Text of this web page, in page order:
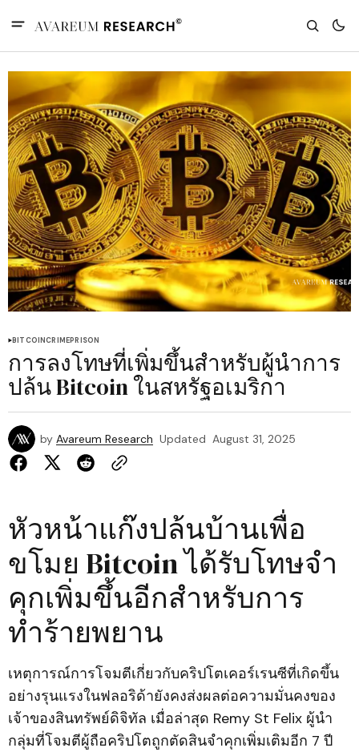
BITCOINCRIMEPRISON
การลงโทษที่เพิ่มขึ้นสำหรับผู้นำการ
ปล้น Bitcoin ในสหรัฐอเมริกา
by Avareum Research Updated August 31, 2025
หัวหน้าแก๊งปล้นบ้านเพื่อ
ขโมย Bitcoin ได้รับโทษจำ
คุกเพิ่มขึ้นอีกสำหรับการ
ทำร้ายพยาน
เหตุการณ์การโจมตีเกี่ยวกับคริปโตเคอร์เรนซีที่เกิดขึ้น
อย่างรุนแรงในฟลอริด้ายังคงส่งผลต่อความมั่นคงของ
เจ้าของสินทรัพย์ดิจิทัล เมื่อล่าสุด Remy St Felix ผู้นำ
กลุ่มที่โจมตีผู้ถือคริปโตถูกตัดสินจำคุกเพิ่มเติมอีก 7 ปี